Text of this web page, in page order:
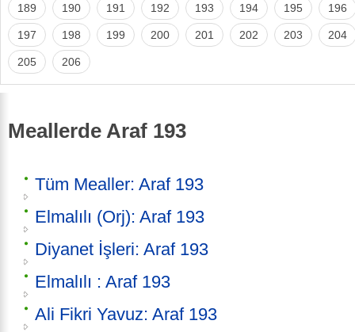
189 190 191 192 193 194 195 196
197 198 199 200 201 202 203 204
205 206
Meallerde Araf 193
Tüm Mealler: Araf 193
Elmalılı (Orj): Araf 193
Diyanet İşleri: Araf 193
Elmalılı : Araf 193
Ali Fikri Yavuz: Araf 193